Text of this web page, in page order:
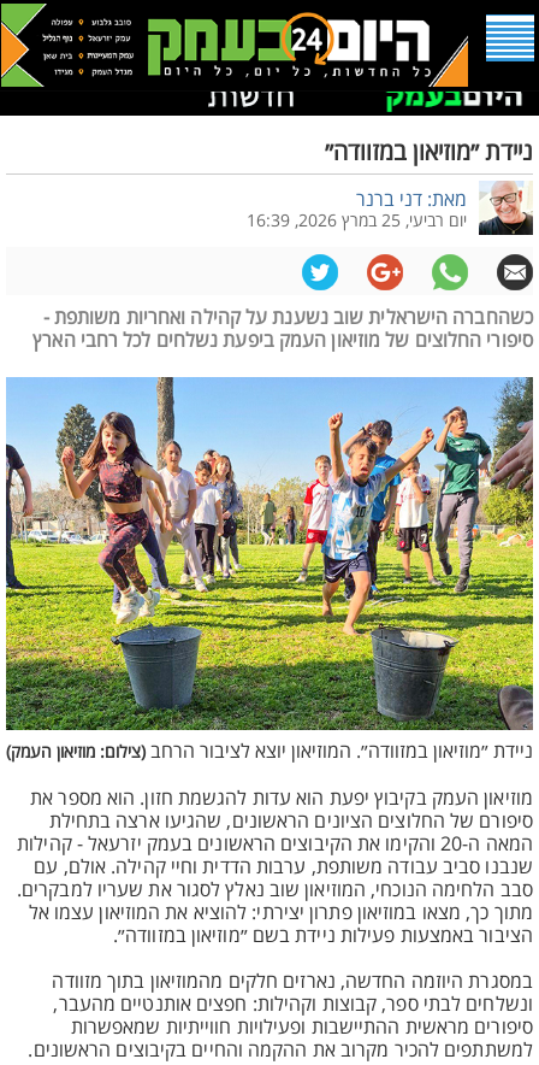
ניידת ״מוזיאון במזוודה״
מאת: דני ברנר
יום רביעי, 25 במרץ 2026, 16:39
כשהחברה הישראלית שוב נשענת על קהילה ואחריות משותפת -
סיפורי החלוצים של מוזיאון העמק ביפעת נשלחים לכל רחבי הארץ
ניידת ״מוזיאון במזוודה״. המוזיאון יוצא לציבור הרחב (צילום: מוזיאון העמק)
מוזיאון העמק בקיבוץ יפעת הוא עדות להגשמת חזון. הוא מספר את
סיפורם של החלוצים הציונים הראשונים, שהגיעו ארצה בתחילת
המאה ה-20 והקימו את הקיבוצים הראשונים בעמק יזרעאל - קהילות
שנבנו סביב עבודה משותפת, ערבות הדדית וחיי קהילה. אולם, עם
סבב הלחימה הנוכחי, המוזיאון שוב נאלץ לסגור את שעריו למבקרים.
מתוך כך, מצאו במוזיאון פתרון יצירתי: להוציא את המוזיאון עצמו אל
הציבור באמצעות פעילות ניידת בשם ״מוזיאון במזוודה״.
במסגרת היוזמה החדשה, נארזים חלקים מהמוזיאון בתוך מזוודה
ונשלחים לבתי ספר, קבוצות וקהילות: חפצים אותנטיים מהעבר,
סיפורים מראשית ההתיישבות ופעילויות חווייתיות שמאפשרות
למשתתפים להכיר מקרוב את ההקמה והחיים בקיבוצים הראשונים.